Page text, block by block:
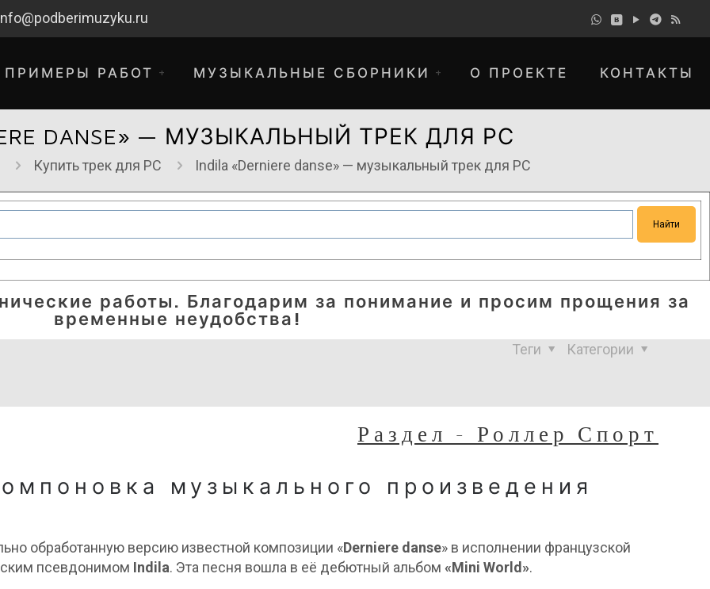
ПРИМЕРЫ РАБОТ МУЗЫКАЛЬНЫЕ СБОРНИКИ О ПРОЕКТЕ КОНТАКТЫ
DANSE» — МУЗЫКАЛЬНЫЙ ТРЕК ДЛЯ РС
Купить трек для РС Indila «Derniere danse» — музыкальный трек для РС
работы. Благодарим за понимание и просим прощения за
временные неудобства!
Категории
Теги
Раздел - Роллер Спорт
музыкального произведения
обработанную версию известной композиции «Derniere danse» в исполнении французской
псевдонимом Indila. Эта песня вошла в её дебютный альбом «Mini World».